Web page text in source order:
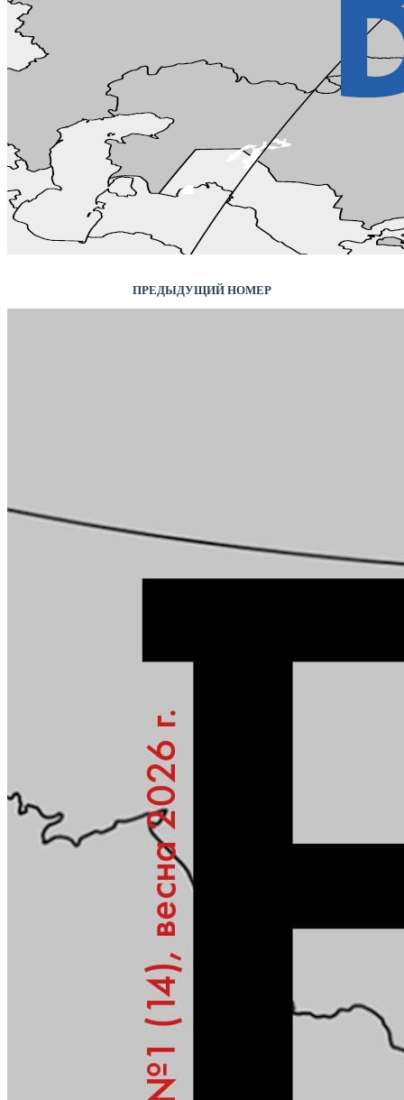
ПРЕДЫДУЩИЙ НОМЕР